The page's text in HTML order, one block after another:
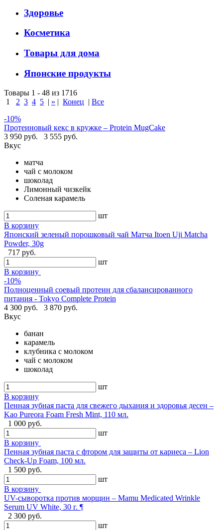
Здоровье
Косметика
Товары для дома
Японские продукты
Товары 1 - 48 из 1716
1
2 3 4 5 | » | Конец | Все
-10%
Протеиновый кекс в кружке – Protein MugCake
3 950 руб.
3 555 руб.
Вкус
матча
чай с молоком
шоколад
Лимонный чизкейк
Соленая карамель
шт
В корзину
Японский зеленый порошковый чай Матча Itoen Uji Matcha
Powder, 30g
717 руб.
шт
В корзину
-10%
Полноценный соевый протеин для сбалансированного
питания - Tokyo Complete Protein
4 300 руб.
3 870 руб.
Вкус
банан
карамель
клубника с молоком
чай с молоком
шоколад
шт
В корзину
Пенная зубная паста для свежего дыхания и здоровья десен –
Kao Pureora Foam Fresh Mint, 110 мл.
1 000 руб.
шт
В корзину
Пенная зубная паста с фтором для защиты от кариеса – Lion
Check-Up Foam, 100 мл.
1 500 руб.
шт
В корзину
UV-сыворотка против морщин – Mamu Medicated Wrinkle
Serum UV White, 30 г. ¶
2 300 руб.
шт